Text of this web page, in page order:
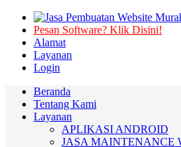
Pesan Software? Klik Disini!
Alamat
Layanan
Login
Beranda
Tentang Kami
Layanan
APLIKASI ANDROID
JASA MAINTENANCE